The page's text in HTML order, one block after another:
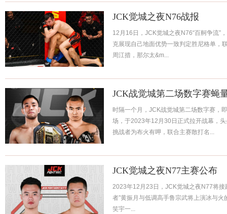
JCK觉城之夜N76战报
12月16日，JCK觉城之夜N76“百舸争流”
克展现自己地面优势一致判定胜尼格单，
周江措，那尔太&m...
JCK战觉城第二场数字赛蝇
时隔一个月，JCK战觉城第二场数字赛，
场，于2023年12月30日正式拉开战幕，
挑战者为布火有呷，联合主赛散打名...
JCK觉城之夜N77主赛公布
2023年12月23日，JCK觉城之夜N77将接
者”黄振月与低调高手鲁宗武将上演冰与火
笑宇一...